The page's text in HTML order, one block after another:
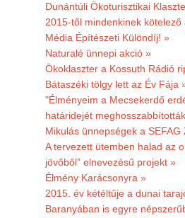
Dunántúli Ökoturisztikai
2015-től mindenkinek
Média Építészeti Különdíj! »
Naturalé ünnepi akció »
Ökoklaszter a Kossuth Rádió
Bátaszéki tölgy lett az Év Fája
"Élményeim a Mecsekerdő
határidejét
Mikulás ünnepségek a SEFAG
A tervezett ütemben halad az
jövőből” elnevezésű projekt »
Élmény Karácsonyra »
2015. év kétéltűje a dunai
Baranyában is egyre